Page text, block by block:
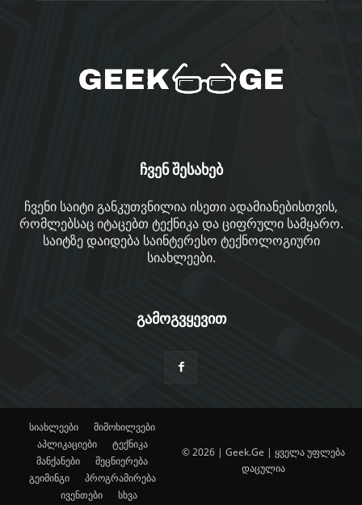
ჩვენ შესახებ
ჩვენი საიტი განკუთვნილია ისეთი ადამიანებისთვის,
რომლებსაც იტაცებთ ტექნიკა და ციფრული სამყარო.
საიტზე დაიდება საინტერესო ტექნოლოგიური
სიახლეები.
გამოგვყევით
სიახლეები
მიმოხილვები
აპლიკაციები
ტექნიკა
მანქანები
მეცნიერება
გეიმინგი
პროგრამირება
ივენთები
სხვა
© 2026 | Geek.Ge | ყველა უფლება
დაცულია